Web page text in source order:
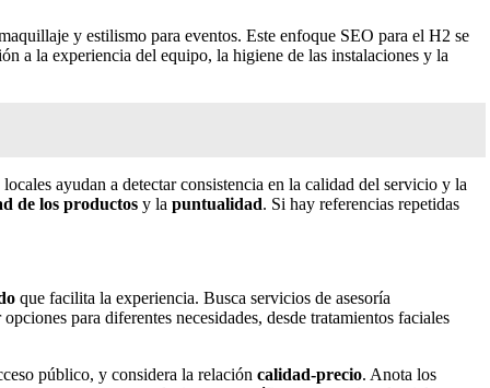
y estilismo para eventos. Este enfoque SEO para el H2 se
a la experiencia del equipo, la higiene de las instalaciones y la
ayudan a detectar consistencia en la calidad del servicio y la
de los productos y la puntualidad. Si hay referencias repetidas
que facilita la experiencia. Busca servicios de asesoría
para diferentes necesidades, desde tratamientos faciales
público, y considera la relación calidad-precio. Anota los